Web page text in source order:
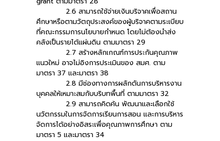
2.6 สามารถใช้จ่ายเงินบริจาคเพื่อสถาน
ศึกษาหรือตามวัตถุประสงค์ของผู้บริจาคตามระเบียบ
ที่คณะกรรมการนโยบายกำหนด โดยไม่ต้องนำส่ง
คลังเป็นรายได้แผ่นดิน ตามมาตรา 29
2.7 สร้างหลักเกณฑ์การประกันคุณภาพ
แนวใหม่ อาจไม่อิงการประเมินของ สมศ. ตาม
มาตรา 37 และมาตรา 38
2.8 มีช่องทางการผลักดันการบริหารงาน
บุคคลให้เหมาะสมกับบริบทพื้นที่ ตามมาตรา 32
2.9 สามารถคิดค้น พัฒนาและเลือกใช้
นวัตกรรมในการจัดการเรียนการสอน และการบริหาร
จัดการได้อย่างอิสระเพื่อคุณภาพการศึกษา ตาม
มาตรา 5 และมาตรา 34